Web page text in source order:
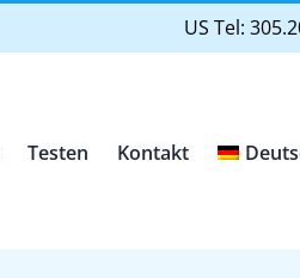
US Tel:
Testen Kontakt